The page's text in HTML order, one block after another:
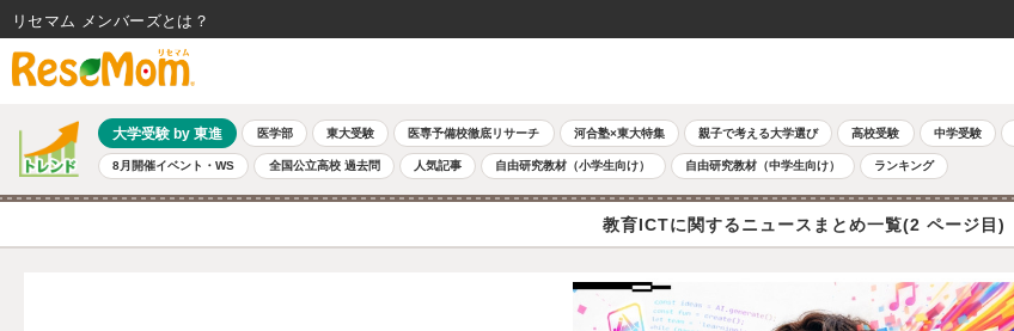
大学受験 by 東進 医学部 東大受験 医専予備校徹底リサーチ 河合塾×東大特集 親子で考える大学選び 高校受験 中学受験
8月開催イベント・WS 全国公立高校 過去問 人気記事 自由研究教材（小学生向け） 自由研究教材（中学生向け） ランキング
教育ICTに関するニュースまとめ一覧(2 ページ目)
リセマム メンバーズ